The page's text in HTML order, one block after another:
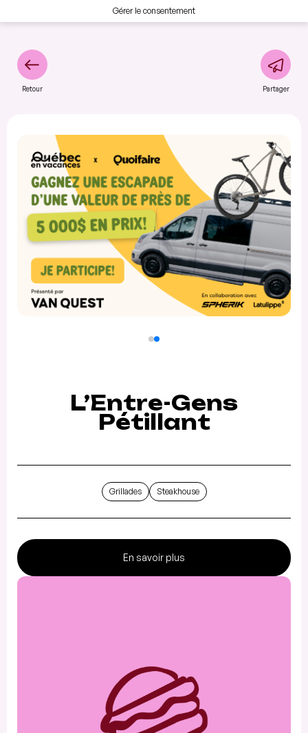
Gérer le consentement
Retour Partager
L’Entre-Gens
Pétillant
Grillades Steakhouse
En savoir plus